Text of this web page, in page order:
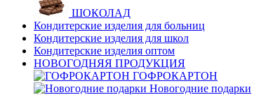
ШОКОЛАД
Кондитерские изделия для больниц
Кондитерские изделия для школ
Кондитерские изделия оптом
НОВОГОДНЯЯ ПРОДУКЦИЯ
ГОФРОКАРТОН
Новогодние подарки